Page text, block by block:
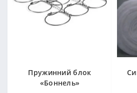
Пружинний блок
«Боннель»